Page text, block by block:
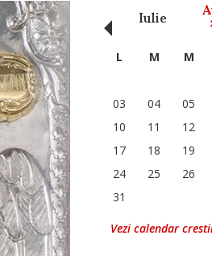
Mai Iulie
‹ L M M
03
04 05
10
11 12
17
18 19
24
25 26
31
Vezi calendar